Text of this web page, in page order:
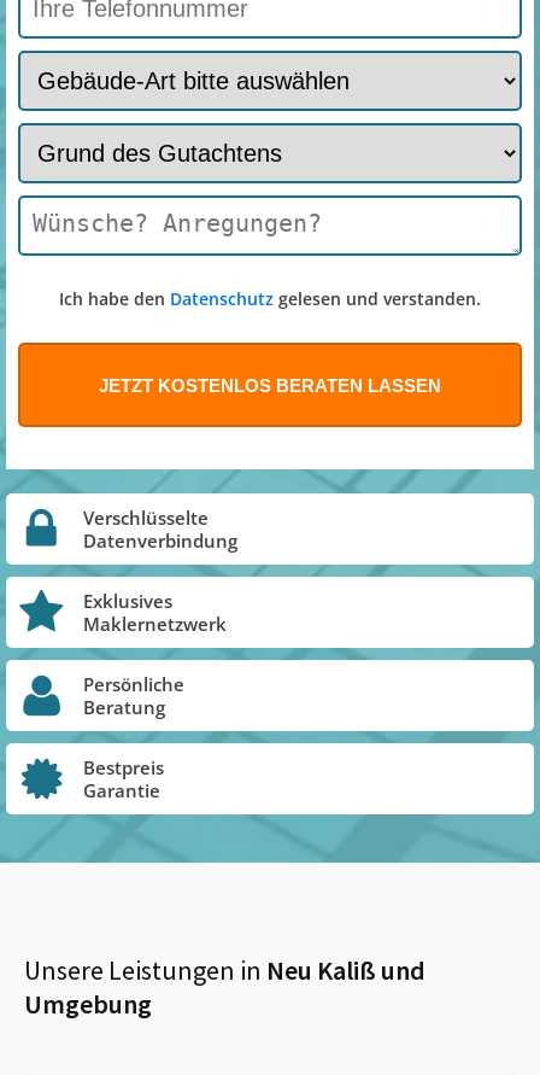
Ich habe den Datenschutz gelesen und verstanden.
Verschlüsselte
Datenverbindung
Exklusives
Maklernetzwerk
Persönliche
Beratung
Bestpreis
Garantie
Unsere Leistungen in Neu Kaliß und
Umgebung